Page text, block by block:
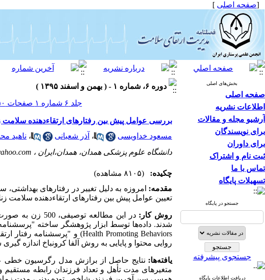
[صفحه اصلی ]
بخش‌های اصلی
صفحه اصلی
اطلاعات نشریه
آرشیو مجله و مقالات
برای نویسندگان
برای داوران
ثبت نام و اشتراک
تماس با ما
تسهیلات پایگاه
جستجو در پایگاه
جستجوی پیشرفته
دریافت اطلاعات پایگاه
دوره ۶، شماره ۱ - ( بهمن و اسفند ۱۳۹۵ )
جلد ۶ شماره ۱ صفحات ۵۰-۴۴
بررسی عوامل پیش بین رفتارهای ارتقاءدهنده
مسعود خداویسی
، آذر شعبانی ، ناهید
دانشگاه علوم پزشکی همدان، همدان،ایران ،
چکیده:
(۸۱۰۵ مشاهده)
مقدمه: امروزه به دلیل تغییر در رفتارهای
تعیین عوامل پیش بین رفتارهای ارتقاءدهنده
روش کار :
در این
شدند. داده‌ها توسط ابزار پژوهشگر ساخته
Health Promoting Behaviors) و "پرسشنامه رفتار
روایی محتوا و پایایی به روش آلفا کرونباخ اندازه گیری شد.
یافته‌ها: نتایج حاصل از برازش مدل رگرسیون خطی
متغیرهای مدت تأهل و تعداد فرزندان رابطه